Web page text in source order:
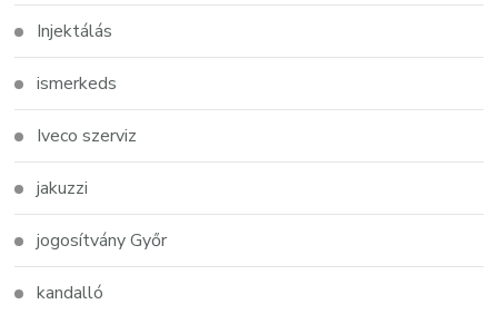
Injektálás
ismerkeds
Iveco szerviz
jakuzzi
jogosítvány Győr
kandalló